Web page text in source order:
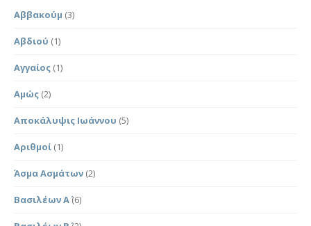
Αββακούμ (3)
Αβδιού (1)
Αγγαίος (1)
Αμώς (2)
Αποκάλυψις Ιωάννου (5)
Αριθμοί (1)
Άσμα Ασμάτων (2)
Βασιλέων Α΄(6)